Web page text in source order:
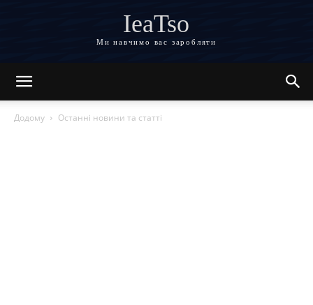
IeaTso
Ми навчимо вас заробляти
Додому Останні новини та статті